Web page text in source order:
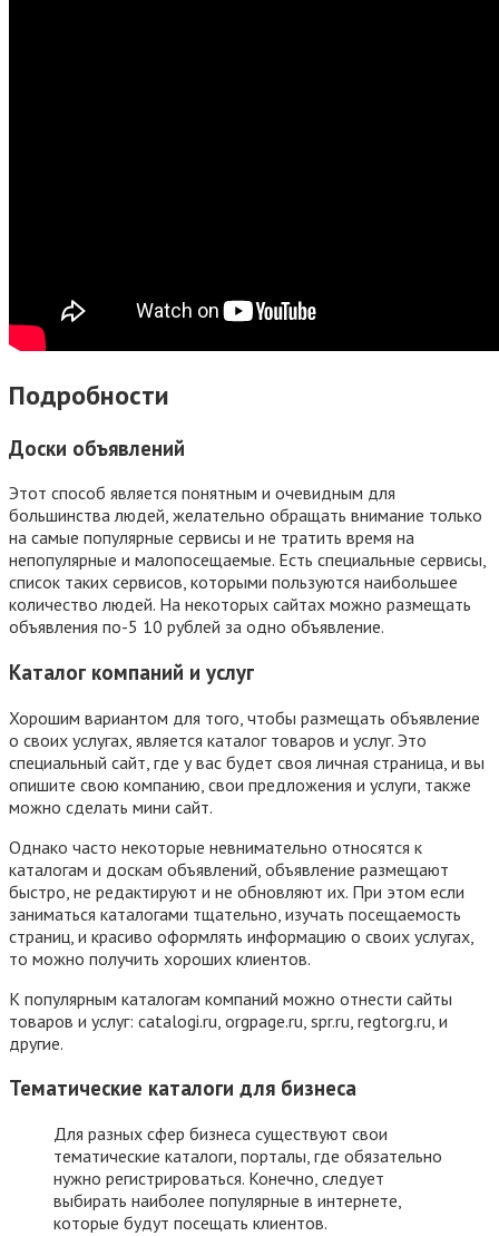
Подробности
Доски объявлений
Этот способ является понятным и очевидным для
большинства людей, желательно обращать внимание только
на самые популярные сервисы и не тратить время на
непопулярные и малопосещаемые. Есть специальные сервисы,
список таких сервисов, которыми пользуются наибольшее
количество людей. На некоторых сайтах можно размещать
объявления по-5 10 рублей за одно объявление.
Каталог компаний и услуг
Хорошим вариантом для того, чтобы размещать объявление
о своих услугах, является каталог товаров и услуг. Это
специальный сайт, где у вас будет своя личная страница, и вы
опишите свою компанию, свои предложения и услуги, также
можно сделать мини сайт.
Однако часто некоторые невнимательно относятся к
каталогам и доскам объявлений, объявление размещают
быстро, не редактируют и не обновляют их. При этом если
заниматься каталогами тщательно, изучать посещаемость
страниц, и красиво оформлять информацию о своих услугах,
то можно получить хороших клиентов.
К популярным каталогам компаний можно отнести сайты
товаров и услуг: catalogi.ru, orgpage.ru, spr.ru, regtorg.ru, и
другие.
Тематические каталоги для бизнеса
Для разных сфер бизнеса существуют свои
тематические каталоги, порталы, где обязательно
нужно регистрироваться. Конечно, следует
выбирать наиболее популярные в интернете,
которые будут посещать клиентов.